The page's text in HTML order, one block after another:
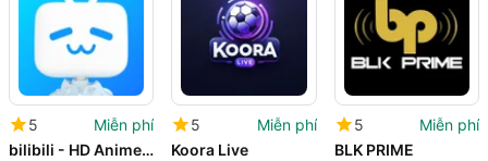
5
Miễn phí
bilibili - HD Anime Videos
5
Miễn phí
Koora Live
5
Miễn phí
BLK PRIME